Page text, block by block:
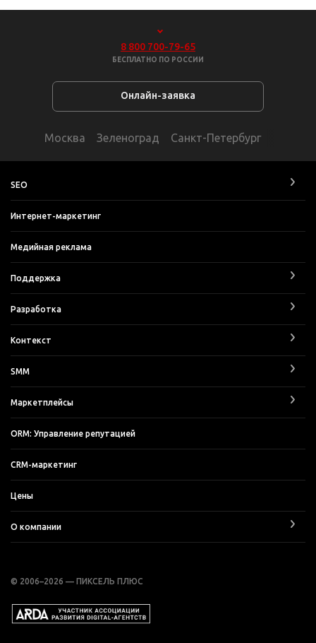
8 800 700-79-65
БЕСПЛАТНО ПО РОССИИ
Онлайн-заявка
Москва Зеленоград Санкт-Петербург
SEO
Интернет-маркетинг
Медийная реклама
Поддержка
Разработка
Контекст
SMM
Маркетплейсы
ORM: Управление репутацией
CRM-маркетинг
Цены
О компании
© 2006–2026 — ПИКСЕЛЬ ПЛЮС